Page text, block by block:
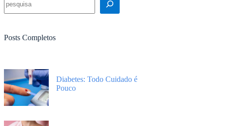
Posts Completos
Diabetes: Todo Cuidado é
Pouco